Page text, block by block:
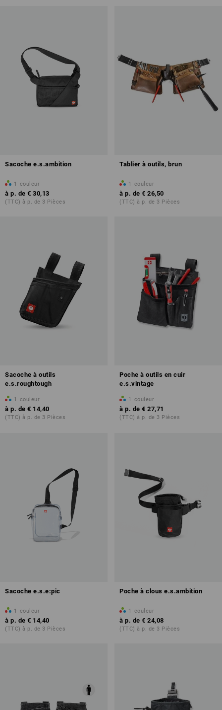
Sacoche e.s.ambition
1 couleur
à p. de € 30,13
(TTC) à p. de 3 Pièces
Tablier à outils, brun
1 couleur
à p. de € 26,50
(TTC) à p. de 3 Pièces
Sacoche à outils
e.s.roughtough
1 couleur
à p. de € 14,40
(TTC) à p. de 3 Pièces
Poche à outils en cuir
e.s.vintage
1 couleur
à p. de € 27,71
(TTC) à p. de 3 Pièces
Sacoche e.s.e:pic
1 couleur
à p. de € 14,40
(TTC) à p. de 3 Pièces
Poche à clous e.s.ambition
1 couleur
à p. de € 24,08
(TTC) à p. de 3 Pièces